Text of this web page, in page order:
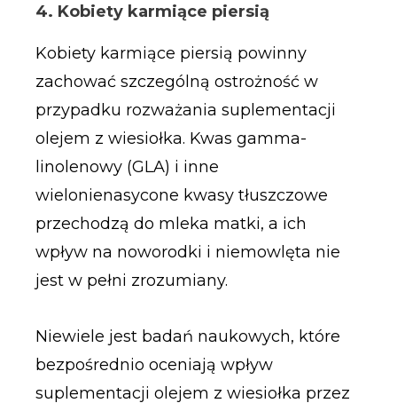
4. Kobiety karmiące piersią
Kobiety karmiące piersią powinny
zachować szczególną ostrożność w
przypadku rozważania suplementacji
olejem z wiesiołka. Kwas gamma-
linolenowy (GLA) i inne
wielonienasycone kwasy tłuszczowe
przechodzą do mleka matki, a ich
wpływ na noworodki i niemowlęta nie
jest w pełni zrozumiany.
Niewiele jest badań naukowych, które
bezpośrednio oceniają wpływ
suplementacji olejem z wiesiołka przez